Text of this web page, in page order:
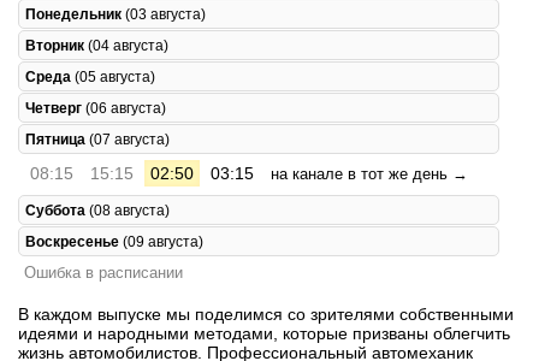
Понедельник (03 августа)
Вторник (04 августа)
Среда (05 августа)
Четверг (06 августа)
Пятница (07 августа)
08:15 15:15 02:50 03:15 на канале в тот же день →
Суббота (08 августа)
Воскресенье (09 августа)
Ошибка в расписании
В каждом выпуске мы поделимся со зрителями собственными
идеями и народными методами, которые призваны облегчить
жизнь автомобилистов. Профессиональный автомеханик